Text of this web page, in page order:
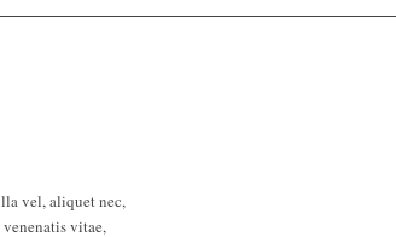
vel, aliquet nec,
vitae,